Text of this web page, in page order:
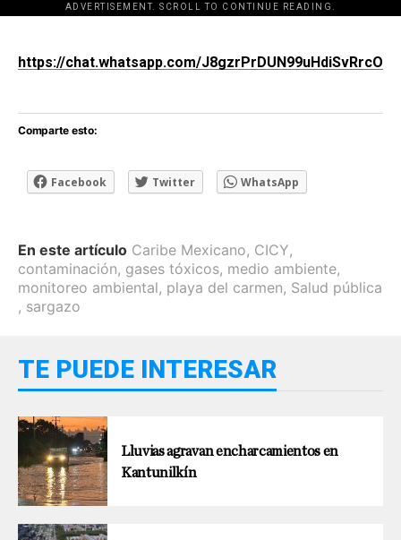
ADVERTISEMENT. SCROLL TO CONTINUE READING.
[adsforwp id="243463"]
https://chat.whatsapp.com/J8gzrPrDUN99uHdiSvRrcO
Comparte esto:
Facebook Twitter WhatsApp
En este artículo Caribe Mexicano, CICY,
contaminación, gases tóxicos, medio ambiente,
monitoreo ambiental, playa del carmen, Salud pública
, sargazo
TE PUEDE INTERESAR
Lluvias agravan encharcamientos en
Kantunilkín